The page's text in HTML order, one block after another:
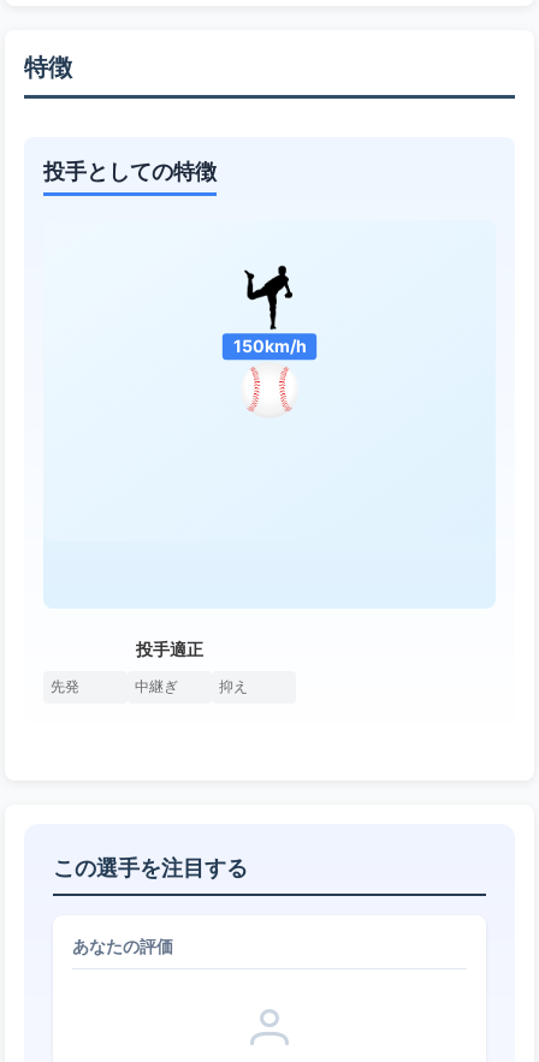
特徴
投手としての特徴
150km/h
投手適正
先発 中継ぎ 抑え
この選手を注目する
あなたの評価